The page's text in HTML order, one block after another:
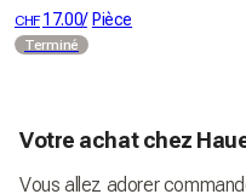
CHF 17.00/ Pièce
Terminé
Votre achat chez
Vous allez adorer